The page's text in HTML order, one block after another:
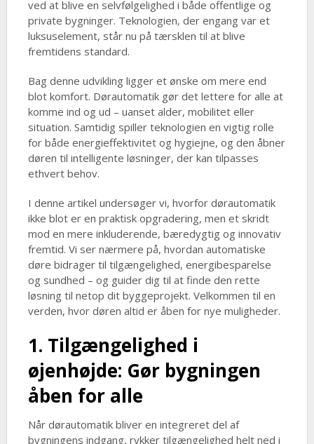
ved at blive en selvfølgelighed i både offentlige og
private bygninger. Teknologien, der engang var et
luksuselement, står nu på tærsklen til at blive
fremtidens standard.
Bag denne udvikling ligger et ønske om mere end
blot komfort. Dørautomatik gør det lettere for alle at
komme ind og ud – uanset alder, mobilitet eller
situation. Samtidig spiller teknologien en vigtig rolle
for både energieffektivitet og hygiejne, og den åbner
døren til intelligente løsninger, der kan tilpasses
ethvert behov.
I denne artikel undersøger vi, hvorfor dørautomatik
ikke blot er en praktisk opgradering, men et skridt
mod en mere inkluderende, bæredygtig og innovativ
fremtid. Vi ser nærmere på, hvordan automatiske
døre bidrager til tilgængelighed, energibesparelse
og sundhed – og guider dig til at finde den rette
løsning til netop dit byggeprojekt. Velkommen til en
verden, hvor døren altid er åben for nye muligheder.
1. Tilgængelighed i
øjenhøjde: Gør bygningen
åben for alle
Når dørautomatik bliver en integreret del af
bygningens indgang, rykker tilgængelighed helt ned i